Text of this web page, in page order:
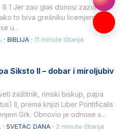
1 Jer zao glas donosi zazor i
to biva grešniku licemjernom.2
u…
BIBLIJA · 11 minute čitanja
Siksto II – dobar i miroljubiv
zaštitnik, rimski biskup, papa
II, prema knjizi Liber Pontificalis
Grk. Obnovio je odnose s
SVETAC DANA · 2 minute čitanja